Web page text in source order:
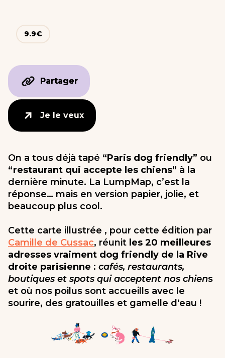
9.9€
Partager
Partager
Je le veux
Je le veux
On a tous déjà tapé “Paris dog friendly” ou
“restaurant qui accepte les chiens” à la
dernière minute. La LumpMap, c’est la
réponse… mais en version papier, jolie, et
beaucoup plus cool.
Cette carte illustrée , pour cette édition par
Camille de Cussac, réunit les 20 meilleures
adresses vraiment dog friendly de la Rive
droite parisienne : cafés, restaurants,
boutiques et spots qui acceptent nos chiens
et où nos poilus sont accueills avec le
sourire, des gratouilles et gamelle d'eau !